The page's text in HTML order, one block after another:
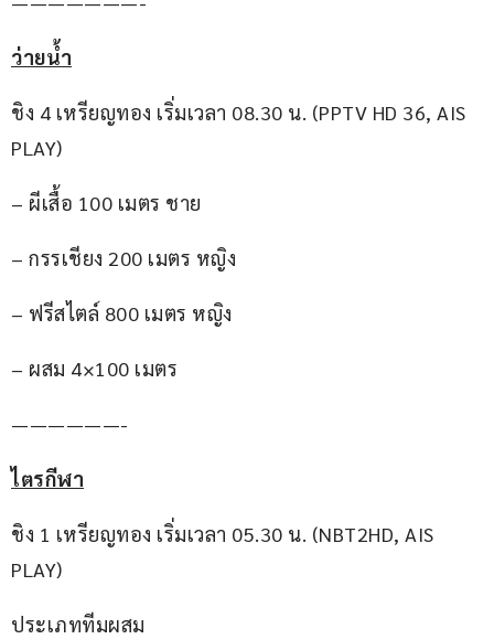
ว่ายน้ำ
ชิง 4 เหรียญทอง เริ่มเวลา 08.30 น. (PPTV HD 36, AIS
PLAY)
– ผีเสื้อ 100 เมตร ชาย
– กรรเชียง 200 เมตร หญิง
– ฟรีสไตล์ 800 เมตร หญิง
– ผสม 4×100 เมตร
——————-
ไตรกีฬา
ชิง 1 เหรียญทอง เริ่มเวลา 05.30 น. (NBT2HD, AIS
PLAY)
ประเภททีมผสม